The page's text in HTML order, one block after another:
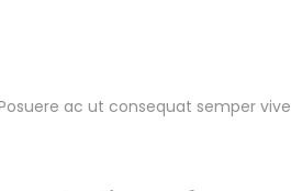
ac ut consequat semper